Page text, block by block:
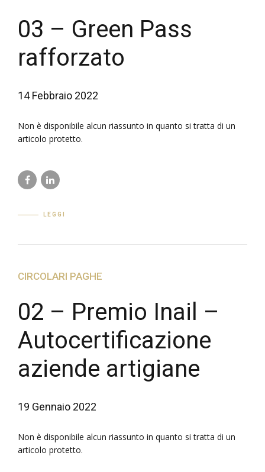
03 – Green Pass
rafforzato
14 Febbraio 2022
Non è disponibile alcun riassunto in quanto si tratta di un
articolo protetto.
LEGGI
CIRCOLARI PAGHE
02 – Premio Inail –
Autocertificazione
aziende artigiane
19 Gennaio 2022
Non è disponibile alcun riassunto in quanto si tratta di un
articolo protetto.